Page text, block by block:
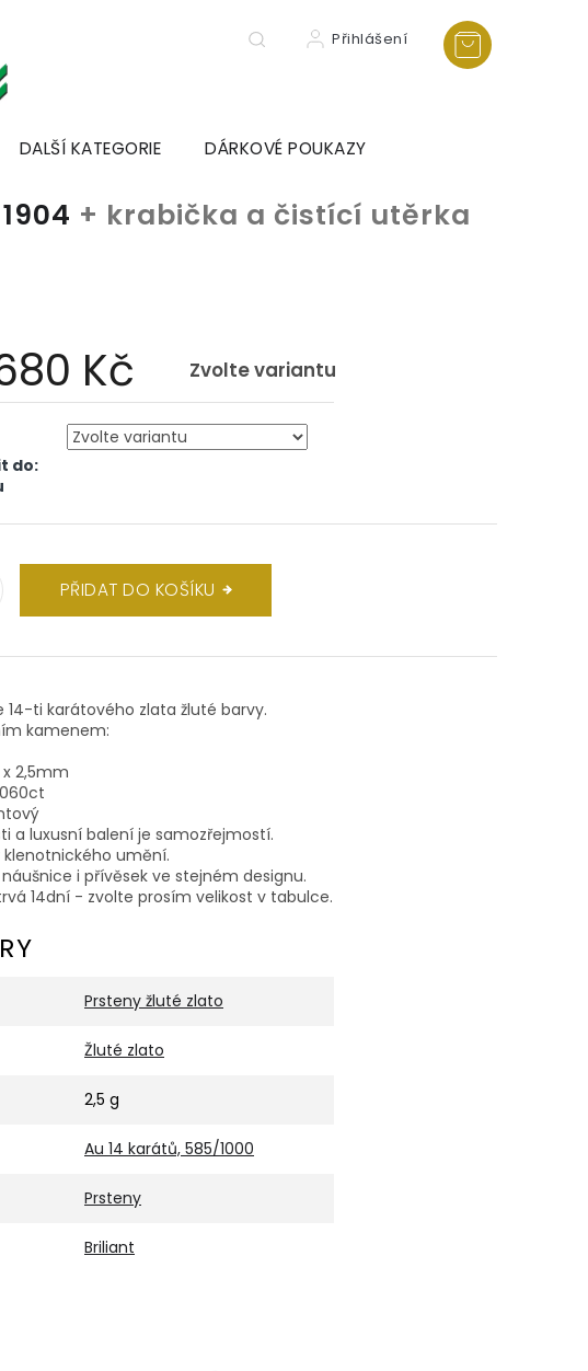
Přihlášení
DALŠÍ KATEGORIE DÁRKOVÉ POUKAZY
+ krabička a čistící utěrka
Kč Zvolte variantu
do:
PŘIDAT DO KOŠÍKU
14-ti karátového zlata žluté barvy.
kamenem:
2,5mm
a luxusní balení je samozřejmostí.
umění.
i přívěsek ve stejném designu.
14dní - zvolte prosím velikost v tabulce.
Prsteny žluté zlato
Žluté zlato
2,5 g
Au 14 karátů, 585/1000
Prsteny
Briliant